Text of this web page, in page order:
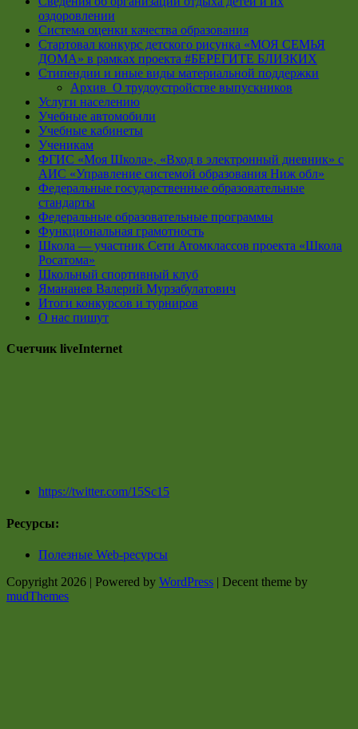
оздоровлении
Система оценки качества образования
Стартовал конкурс детского рисунка «МОЯ СЕМЬЯ
ДОМА» в рамках проекта #БЕРЕГИТЕ БЛИЗКИХ
Стипендии и иные виды материальной поддержки
Архив_О трудоустройстве выпускников
Услуги населению
Учебные автомобили
Учебные кабинеты
Ученикам
ФГИС «Моя Школа», «Вход в электронный дневник» с
АИС «Управление системой образования Ниж обл»
Федеральные государственные образовательные
стандарты
Федеральные образовательные программы
Функциональная грамотность
Школа — участник Сети Атомклассов проекта «Школа
Росатома»
Школьный спортивный клуб
Ямананев Валерий Мурзабулатович
Итоги конкурсов и турниров
О нас пишут
Счетчик liveInternet
https://twitter.com/15Sc15
Ресурсы:
Полезные Web-ресурсы
Copyright 2026 | Powered by WordPress | Decent theme by
mudThemes